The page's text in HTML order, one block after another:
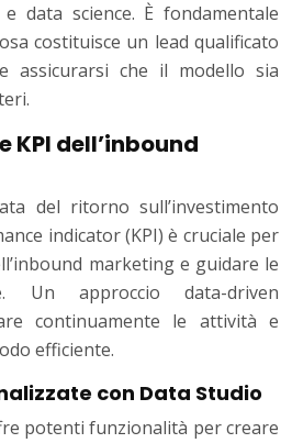
data science. È fondamentale
costituisce un lead qualificato
assicurarsi che il modello sia
KPI dell’inbound
del ritorno sull’investimento
indicator (KPI) è cruciale per
marketing e guidare le
Un approccio data-driven
continuamente le attività e
efficiente.
con Data Studio
potenti funzionalità per creare